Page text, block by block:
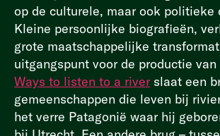
op de culturele, maar ook politieke
Kleine persoonlijke biografieën,
grote maatschappelijke
uitgangspunt voor de productie van
Ways to listen to a river slaat een
gemeenschappen die leven bij
het verre Patagonië waar hij